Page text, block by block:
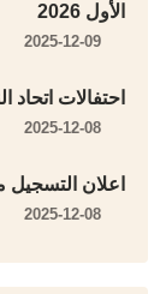
الأول 2026
2025-12-09
احتفالات اتحاد
2025-12-08
اعلان التسجيل
2025-12-08